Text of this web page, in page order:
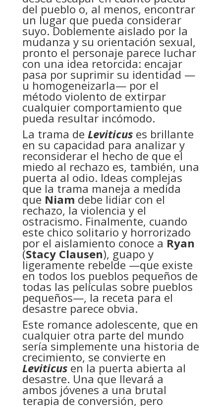
del pueblo o, al menos, encontrar
un lugar que pueda considerar
suyo. Doblemente aislado por la
mudanza y su orientación sexual,
pronto el personaje parece luchar
con una idea retorcida: encajar
pasa por suprimir su identidad —
u homogeneizarla— por el
método violento de extirpar
cualquier comportamiento que
pueda resultar incómodo.
La trama de Leviticus es brillante
en su capacidad para analizar y
reconsiderar el hecho de que el
miedo al rechazo es, también, una
puerta al odio. Ideas complejas
que la trama maneja a medida
que Niam debe lidiar con el
rechazo, la violencia y el
ostracismo. Finalmente, cuando
este chico solitario y horrorizado
por el aislamiento conoce a Ryan
(Stacy Clausen), guapo y
ligeramente rebelde —que existe
en todos los pueblos pequeños de
todas las películas sobre pueblos
pequeños—, la receta para el
desastre parece obvia.
Este romance adolescente, que en
cualquier otra parte del mundo
sería simplemente una historia de
crecimiento, se convierte en
Leviticusen la puerta abierta al
desastre. Una que llevará a
ambos jóvenes a una brutal
terapia de conversión, pero